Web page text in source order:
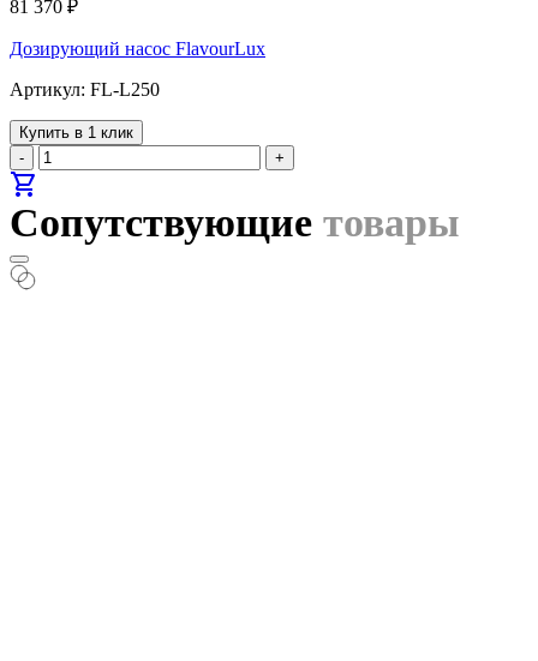
81 370 ₽
Дозирующий насос FlavourLux
Артикул: FL-L250
Купить в 1 клик
-
+
shopping_cart
Сопутствующие товары